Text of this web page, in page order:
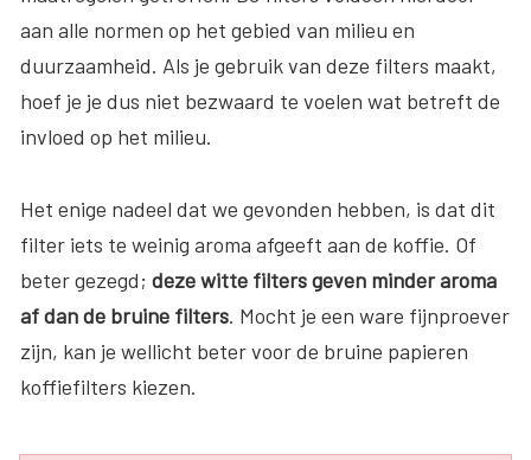
aan alle normen op het gebied van milieu en
duurzaamheid. Als je gebruik van deze filters maakt,
hoef je je dus niet bezwaard te voelen wat betreft de
invloed op het milieu.
Het enige nadeel dat we gevonden hebben, is dat dit
filter iets te weinig aroma afgeeft aan de koffie. Of
beter gezegd; deze witte filters geven minder aroma
af dan de bruine filters. Mocht je een ware fijnproever
zijn, kan je wellicht beter voor de bruine papieren
koffiefilters kiezen.